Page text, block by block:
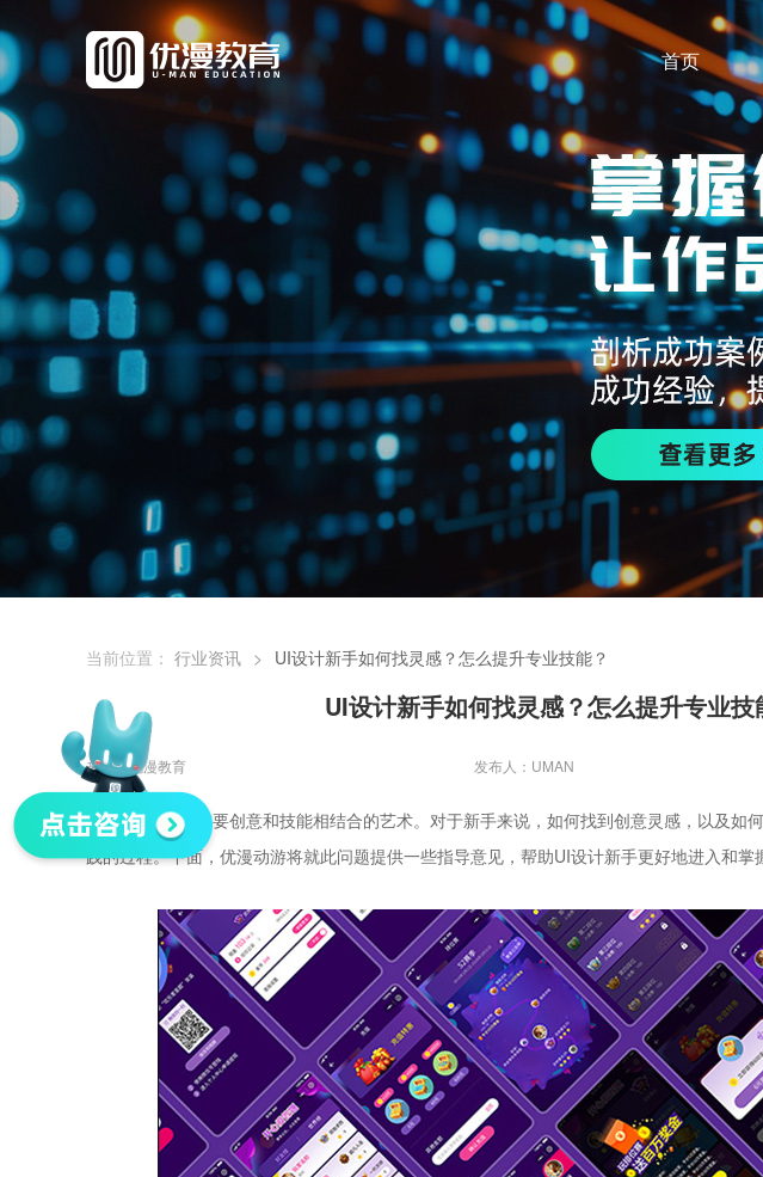
首页
当前位置： 行业资讯 > UI设计新手如何找灵感？怎么提升专业技能？
UI设计新手如何找灵感？怎么提升专业技
来源：优漫教育 发布人：UMAN
UI设计是一门需要创意和技能相结合的艺术。对于新手来说，如何找到创意灵感，以及如
践的过程。下面，优漫动游将就此问题提供一些指导意见，帮助UI设计新手更好地进入和掌